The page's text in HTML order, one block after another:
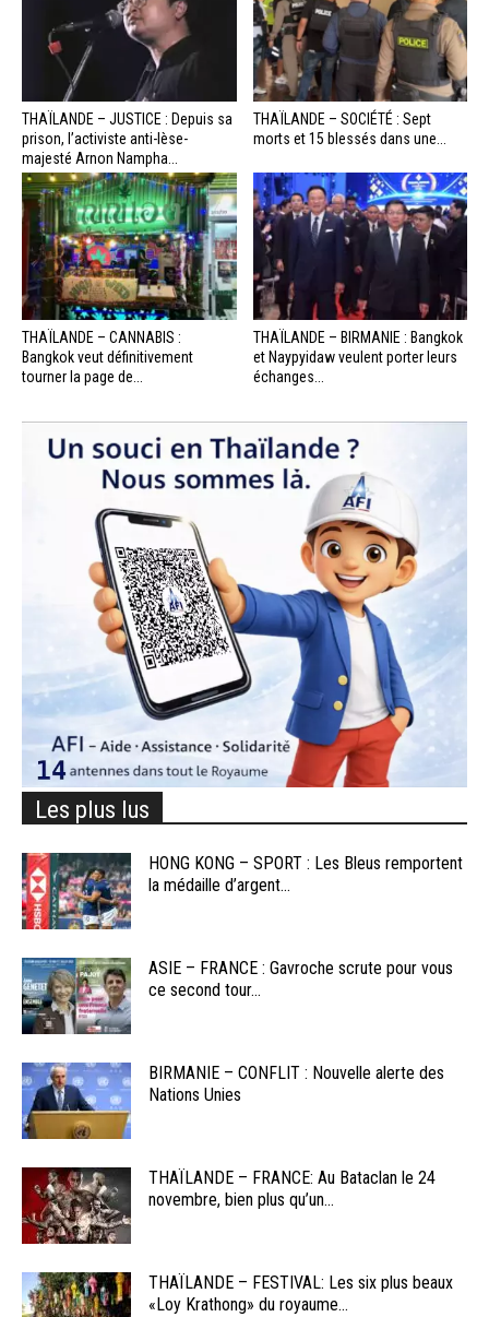
THAÏLANDE – JUSTICE : Depuis sa
prison, l’activiste anti-lèse-
majesté Arnon Nampha...
THAÏLANDE – SOCIÉTÉ : Sept
morts et 15 blessés dans une...
THAÏLANDE – CANNABIS :
Bangkok veut définitivement
tourner la page de...
THAÏLANDE – BIRMANIE : Bangkok
et Naypyidaw veulent porter leurs
échanges...
Les plus lus
HONG KONG – SPORT : Les Bleus remportent
la médaille d’argent...
ASIE – FRANCE : Gavroche scrute pour vous
ce second tour...
BIRMANIE – CONFLIT : Nouvelle alerte des
Nations Unies
THAÏLANDE – FRANCE: Au Bataclan le 24
novembre, bien plus qu’un...
THAÏLANDE – FESTIVAL: Les six plus beaux
«Loy Krathong» du royaume...